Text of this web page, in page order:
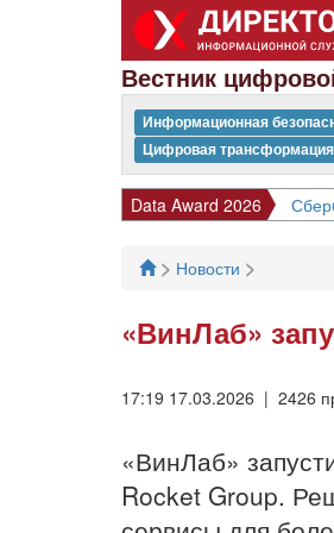
Вестник
Информационная
Цифровая трансформация
Data Award 2026
> Новости >
«ВинЛаб»
17:19 17.03.2026 | 2426
«ВинЛаб»
Rocket Group.